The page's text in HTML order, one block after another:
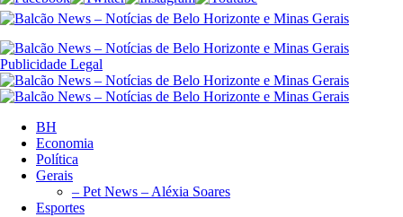
Publicidade Legal
BH
Economia
Política
Gerais
– Pet News – Aléxia Soares
Esportes